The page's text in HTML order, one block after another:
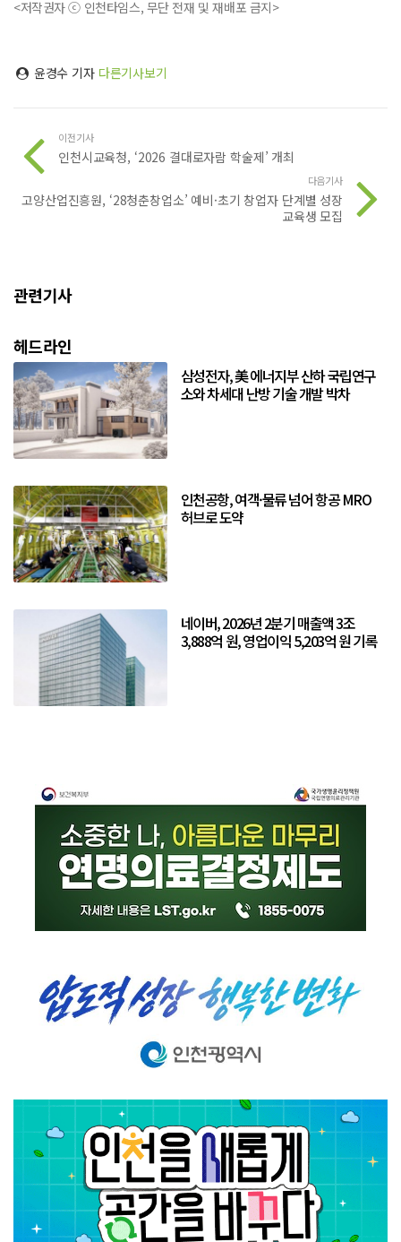
<저작권자 ⓒ 인천타임스, 무단 전재 및 재배포 금지>
윤경수 기자 다른기사보기
이전기사
인천시교육청, ‘2026 결대로자람 학술제’ 개최
다음기사
고양산업진흥원, ‘28청춘창업소’ 예비·초기 창업자 단계별 성장
교육생 모집
관련기사
헤드라인
삼성전자, 美 에너지부 산하 국립연구
소와 차세대 난방 기술 개발 박차
인천공항, 여객·물류 넘어 항공 MRO
허브로 도약
네이버, 2026년 2분기 매출액 3조
3,888억 원, 영업이익 5,203억 원 기록